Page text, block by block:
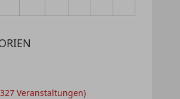
Veranstaltungen)